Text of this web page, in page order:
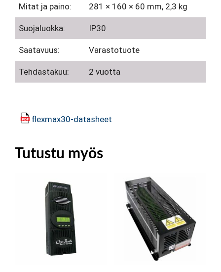
Mitat ja paino: 281 × 160 × 60 mm, 2,3 kg
Suojaluokka: IP30
Saatavuus: Varastotuote
Tehdastakuu: 2 vuotta
flexmax30-datasheet
Tutustu myös